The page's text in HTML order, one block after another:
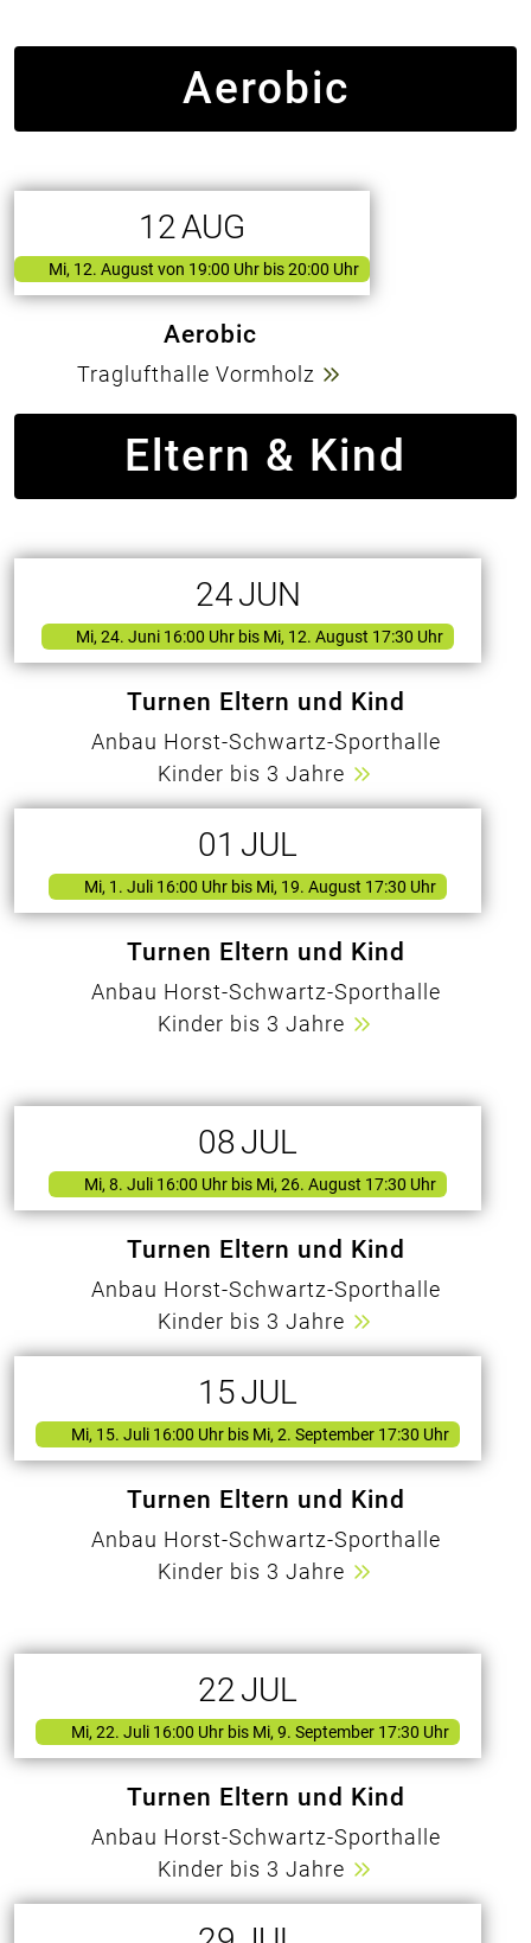
Aerobic
12AUG
Mi, 12. August von 19:00 Uhr bis 20:00 Uhr
Aerobic
Traglufthalle Vormholz
Eltern & Kind
24JUN
Mi, 24. Juni 16:00 Uhr bis Mi, 12. August 17:30 Uhr
Turnen Eltern und Kind
Anbau Horst-Schwartz-Sporthalle
Kinder bis 3 Jahre
01 JUL
Mi, 1. Juli 16:00 Uhr bis Mi, 19. August 17:30 Uhr
Turnen Eltern und Kind
Anbau Horst-Schwartz-Sporthalle
Kinder bis 3 Jahre
08JUL
Mi, 8. Juli 16:00 Uhr bis Mi, 26. August 17:30 Uhr
Turnen Eltern und Kind
Anbau Horst-Schwartz-Sporthalle
Kinder bis 3 Jahre
15JUL
Mi, 15. Juli 16:00 Uhr bis Mi, 2. September 17:30 Uhr
Turnen Eltern und Kind
Anbau Horst-Schwartz-Sporthalle
Kinder bis 3 Jahre
22JUL
Mi, 22. Juli 16:00 Uhr bis Mi, 9. September 17:30 Uhr
Turnen Eltern und Kind
Anbau Horst-Schwartz-Sporthalle
Kinder bis 3 Jahre